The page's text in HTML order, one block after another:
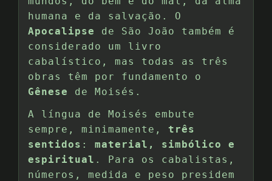
humana e da salvação. O
Apocalipse
de São João também é
considerado um livro
cabalístico, mas todas as três
obras têm por fundamento o
Gênese
de Moisés.
A língua de Moisés embute
sempre, minimamente, três
sentidos : material, simbólico e
espiritual . Para os cabalistas,
números, medida e peso presidem